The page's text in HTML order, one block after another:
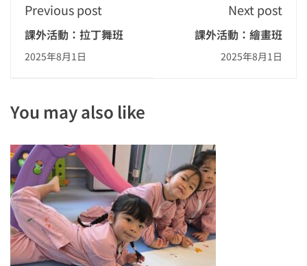
Previous post
課外活動：拉丁舞班
2025年8月1日
Next post
課外活動：繪畫班
2025年8月1日
You may also like